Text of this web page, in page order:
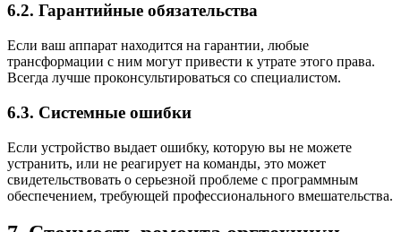
6.2. Гарантийные обязательства
Если ваш аппарат находится на гарантии, любые
трансформации с ним могут привести к утрате этого права.
Всегда лучше проконсультироваться со специалистом.
6.3. Системные ошибки
Если устройство выдает ошибку, которую вы не можете
устранить, или не реагирует на команды, это может
свидетельствовать о серьезной проблеме с программным
обеспечением, требующей профессионального вмешательства.